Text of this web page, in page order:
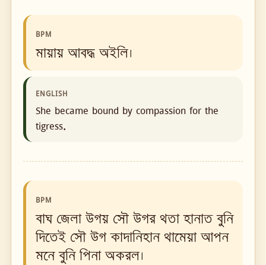
BPM
মায়ায় আবদ্ধ অইলি।
ENGLISH
She became bound by compassion for the
tigress.
BPM
বাঘ জেলা উগয় সৌ উগর থতা হানাত বুনি
দিতেই সৌ উগ কাদানিহান থামেয়া আপন
মনে বুনি পিনা অকরল।